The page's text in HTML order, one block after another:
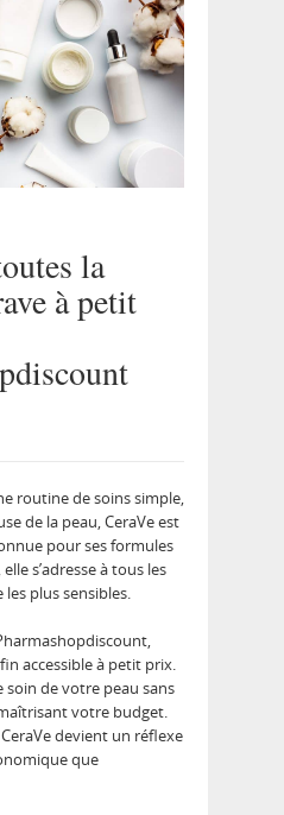
la
à petit
routine de soins simple,
de la peau, CeraVe est
pour ses formules
s’adresse à tous les
plus sensibles.
accessible à petit prix.
de votre peau sans
votre budget.
devient un réflexe
que